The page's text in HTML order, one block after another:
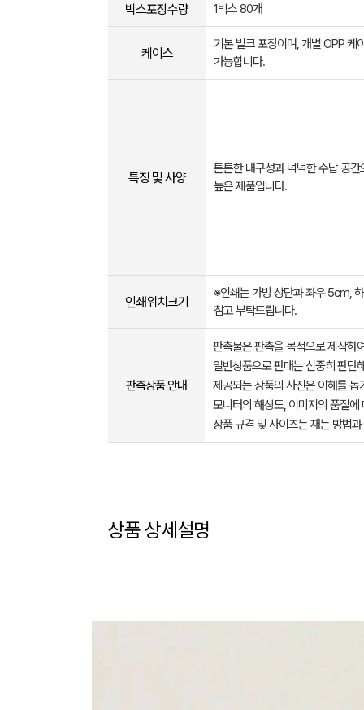
박스포장수량 1박스 80개
케이스
기본 벌크 포장이며, 개별 OPP 케
가능합니다.
특징 및 사양
튼튼한 내구성과 넉넉한 수납 공간
높은 제품입니다.
인쇄위치크기
※인쇄는 가방 상단과 좌우 5cm,
참고 부탁드립니다.
판촉상품 안내
판촉물은 판촉을 목적으로 제작하
일반상품으로 판매는 신중히 판단
제공되는 상품의 사진은 이해를
모니터의 해상도, 이미지의 품질
상품 규격 및 사이즈는 재는 방법
상품 상세설명